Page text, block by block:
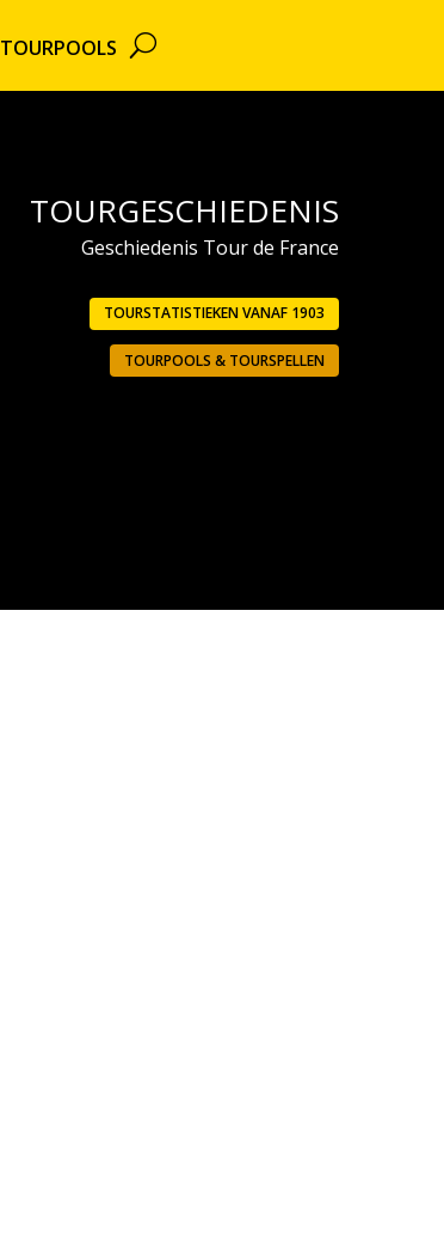
TOURPOOLS
TOURGESCHIEDENIS
Geschiedenis Tour de France
TOURSTATISTIEKEN VANAF 1903
TOURPOOLS & TOURSPELLEN